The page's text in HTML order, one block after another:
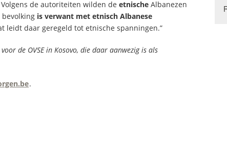
de autoriteiten wilden de etnische Albanezen
is verwant met etnisch Albanese
leidt daar geregeld tot etnische spanningen.”
de OVSE in Kosovo, die daar aanwezig is als
.